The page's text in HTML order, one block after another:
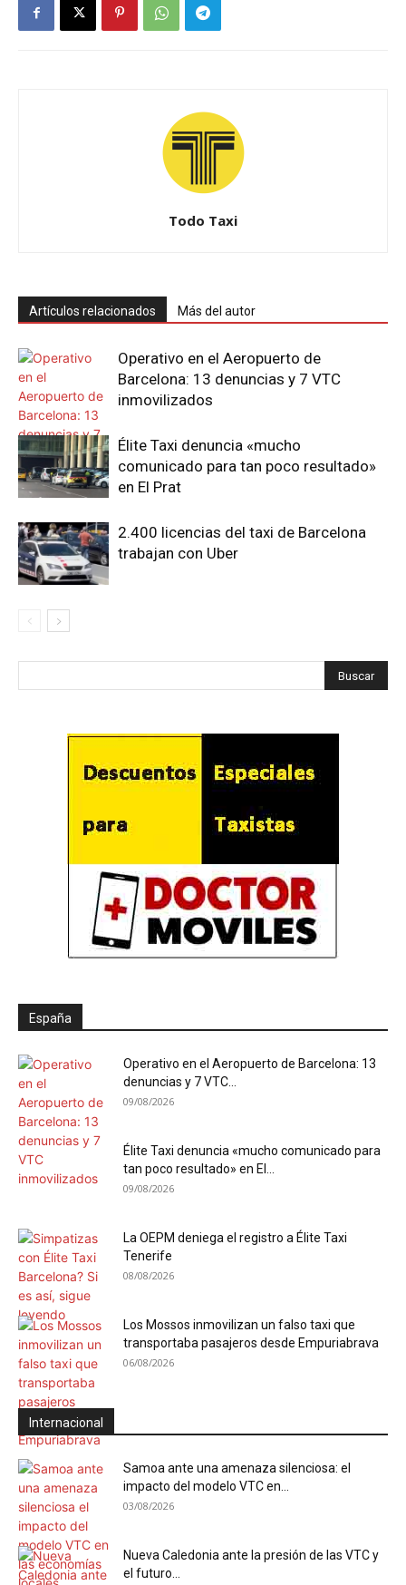
Todo Taxi
Artículos relacionados Más del autor
Operativo en el Aeropuerto de
Barcelona: 13 denuncias y 7 VTC
inmovilizados
Élite Taxi denuncia «mucho
comunicado para tan poco resultado»
en El Prat
2.400 licencias del taxi de Barcelona
trabajan con Uber
España
Operativo en el Aeropuerto de Barcelona: 13
denuncias y 7 VTC...
09/08/2026
Élite Taxi denuncia «mucho comunicado para
tan poco resultado» en El...
09/08/2026
La OEPM deniega el registro a Élite Taxi
Tenerife
08/08/2026
Los Mossos inmovilizan un falso taxi que
transportaba pasajeros desde Empuriabrava
06/08/2026
Internacional
Samoa ante una amenaza silenciosa: el
impacto del modelo VTC en...
03/08/2026
Nueva Caledonia ante la presión de las VTC y
el futuro...